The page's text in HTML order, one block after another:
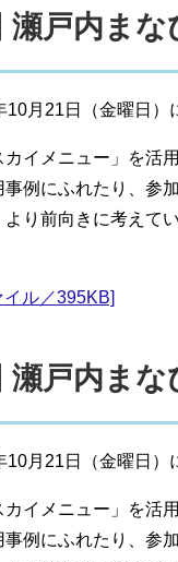
瀬戸内まな
月21日（金曜日）
イメニュー」を活
例にふれたり、参
り前向きに考えて
ル／395KB]
瀬戸内まな
月21日（金曜日）
イメニュー」を活
例にふれたり、参